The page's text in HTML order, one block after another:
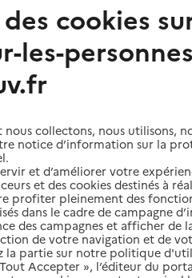
l'annuaire
à domicile
et services autour de
cookies
les-
collectons, nous utilisons,
notice d’information sur la
et d’améliorer votre
et des cookies destinés à
profiter pleinement des
dans le cadre de campagne
des campagnes et afficher de
de votre navigation et de
la partie sur notre politique
Accepter », l’éditeur du